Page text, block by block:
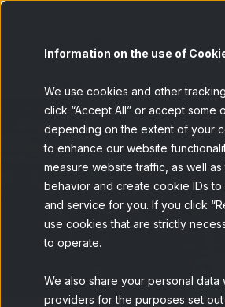
Information on the use of
We use cookies and other
click “Accept All” or accept some
depending on the extent of your
to enhance our website
measure website traffic, as well
behavior and create cookie IDs
and service for you. If you click
use cookies that are strictly
to operate.
We also share your personal data
providers for the purposes set